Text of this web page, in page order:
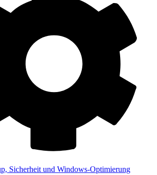
Sicherheit und Windows-Optimierung